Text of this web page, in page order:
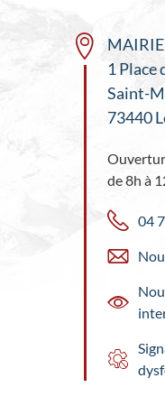
MAIRIE
1 Place
Saint-
73440
de 8h à
04